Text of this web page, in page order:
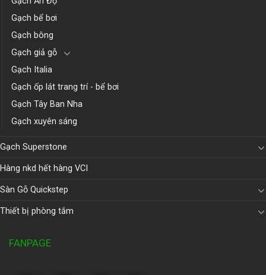
Gạch bể bơi
Gạch bông
Gạch giả gỗ
Gạch Italia
Gạch ốp lát trang trí - bể bơi
Gạch Tây Ban Nha
Gạch xuyên sáng
Gạch Superstone
Hàng nkd hết hàng VCI
Sàn Gỗ Quickstep
Thiết bị phòng tắm
FANPAGE